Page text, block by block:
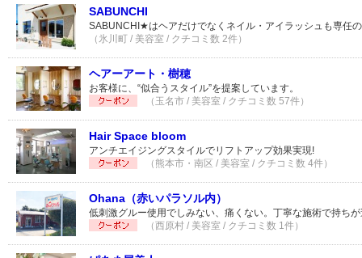
SABUNCHI
SABUNCHI★はヘアだけでなくネイル・アイラッシュも専任
（氷川町 / 美容室 / クチコミ数 2件）
ヘアーアート・樹穂
お客様に、“似合うスタイル”を提案しています。
（玉名市 / 美容室 / クチコミ数 57件）
Hair Space bloom
アンチエイジングスタイルでリフトアップ効果実現!
（熊本市・南区 / 美容室 / クチコミ数 4件）
Ohana（赤いパラソル内）
低刺激グルー使用でしみない、痛くない。丁寧な施術で持ち
（西原村 / 美容室 / クチコミ数 1件）